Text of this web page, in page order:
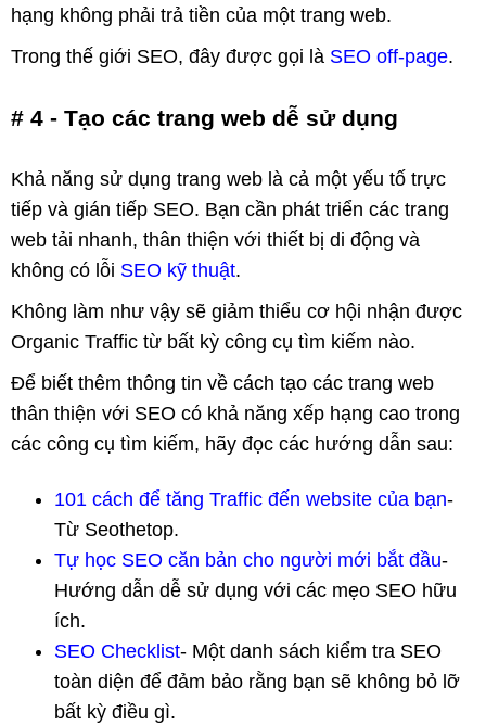
hạng không phải trả tiền của một trang web.
Trong thế giới SEO, đây được gọi là SEO off-page.
# 4 - Tạo các trang web dễ sử dụng
Khả năng sử dụng trang web là cả một yếu tố trực
tiếp và gián tiếp SEO. Bạn cần phát triển các trang
web tải nhanh, thân thiện với thiết bị di động và
không có lỗi SEO kỹ thuật.
Không làm như vậy sẽ giảm thiểu cơ hội nhận được
Organic Traffic từ bất kỳ công cụ tìm kiếm nào.
Để biết thêm thông tin về cách tạo các trang web
thân thiện với SEO có khả năng xếp hạng cao trong
các công cụ tìm kiếm, hãy đọc các hướng dẫn sau:
101 cách để tăng Traffic đến website của bạn-
Từ Seothetop.
Tự học SEO căn bản cho người mới bắt đầu-
Hướng dẫn dễ sử dụng với các mẹo SEO hữu
ích.
SEO Checklist- Một danh sách kiểm tra SEO
toàn diện để đảm bảo rằng bạn sẽ không bỏ lỡ
bất kỳ điều gì.